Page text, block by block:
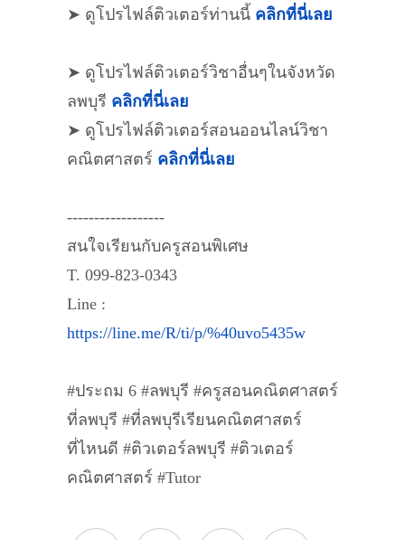
➤ ดูโปรไฟล์ติวเตอร์ท่านนี้ คลิกที่นี่เลย
➤ ดูโปรไฟล์ติวเตอร์วิชาอื่นๆในจังหวัด
ลพบุรี คลิกที่นี่เลย
➤ ดูโปรไฟล์ติวเตอร์สอนออนไลน์วิชา
คณิตศาสตร์ คลิกที่นี่เลย
------------------
สนใจเรียนกับครูสอนพิเศษ
T. 099-823-0343
Line :
https://line.me/R/ti/p/%40uvo5435w
#ประถม 6 #ลพบุรี #ครูสอนคณิตศาสตร์
ที่ลพบุรี #ที่ลพบุรีเรียนคณิตศาสตร์
ที่ไหนดี #ติวเตอร์ลพบุรี #ติวเตอร์
คณิตศาสตร์ #Tutor